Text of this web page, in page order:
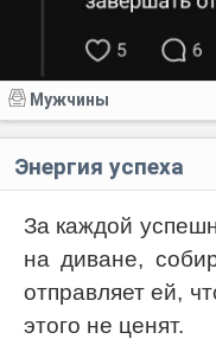
Мужчины
Энергия успеха
За каждой
на диване,
отправляет ей,
этого не ценят.